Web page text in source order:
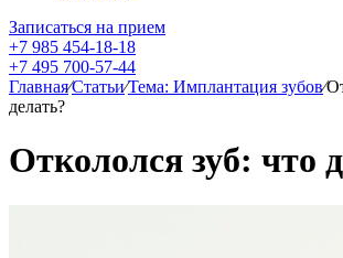
Записаться на прием
+7 985 454-18-18
+7 495 700-57-44
Главная⁄Статьи⁄Тема: Имплантация зубов⁄
делать?
Откололся зуб: что